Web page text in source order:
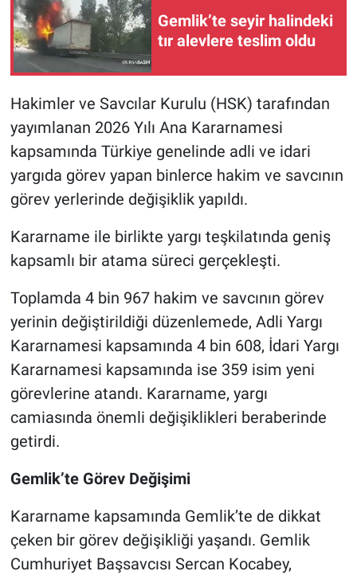
Gemlik’te seyir halindeki
tır alevlere teslim oldu
Hakimler ve Savcılar Kurulu (HSK) tarafından
yayımlanan 2026 Yılı Ana Kararnamesi
kapsamında Türkiye genelinde adli ve idari
yargıda görev yapan binlerce hakim ve savcının
görev yerlerinde değişiklik yapıldı.
Kararname ile birlikte yargı teşkilatında geniş
kapsamlı bir atama süreci gerçekleşti.
Toplamda 4 bin 967 hakim ve savcının görev
yerinin değiştirildiği düzenlemede, Adli Yargı
Kararnamesi kapsamında 4 bin 608, İdari Yargı
Kararnamesi kapsamında ise 359 isim yeni
görevlerine atandı. Kararname, yargı
camiasında önemli değişiklikleri beraberinde
getirdi.
Gemlik’te Görev Değişimi
Kararname kapsamında Gemlik’te de dikkat
çeken bir görev değişikliği yaşandı. Gemlik
Cumhuriyet Başsavcısı Sercan Kocabey,
Yaşam
Spor
Nöbetçi Eczaneler